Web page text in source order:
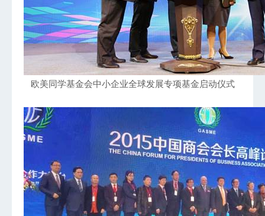
欧美同学基金会中小企业全球发展专项基金启动仪式